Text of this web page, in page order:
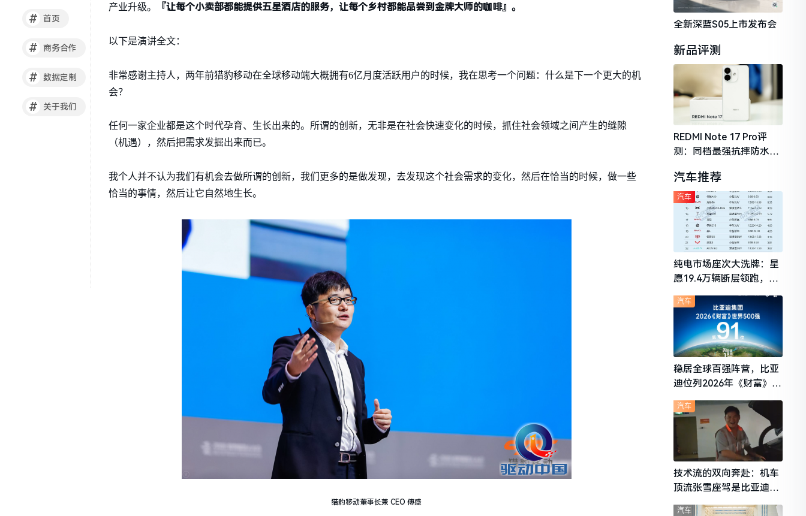
# 首页
# 商务合作
# 数据定制
# 关于我们
产业升级。
『让每个小卖部都能提供五星酒店的服务，让每个乡村都能品尝到金牌大师的咖啡』。
以下是演讲全文：
非常感谢主持人，两年前猎豹移动在全球移动端大概拥有6亿月度活跃用户的时候，我在思考一个问题：什么是下一个更大的机
会？
任何一家企业都是这个时代孕育、生长出来的。所谓的创新，无非是在社会快速变化的时候，抓住社会领域之间产生的缝隙
（机遇），然后把需求发掘出来而已。
我个人并不认为我们有机会去做所谓的创新，我们更多的是做发现，去发现这个社会需求的变化，然后在恰当的时候，做一些
恰当的事情，然后让它自然地生长。
猎豹移动董事长兼 CEO 傅盛
全新深蓝S05上市发布会
新品评测
REDMI Note 17 Pro评
测：同档最强抗摔防水，
守门员
汽车推荐
纯电市场座次大洗牌：星
愿19.4万辆断层领跑，理
想i6成最强黑马
汽车
稳居全球百强阵营，比亚
迪位列2026年《财富》世
汽车
技术流的双向奔赴：机车
顶流张雪座驾是比亚迪秦
L
汽车
汽车